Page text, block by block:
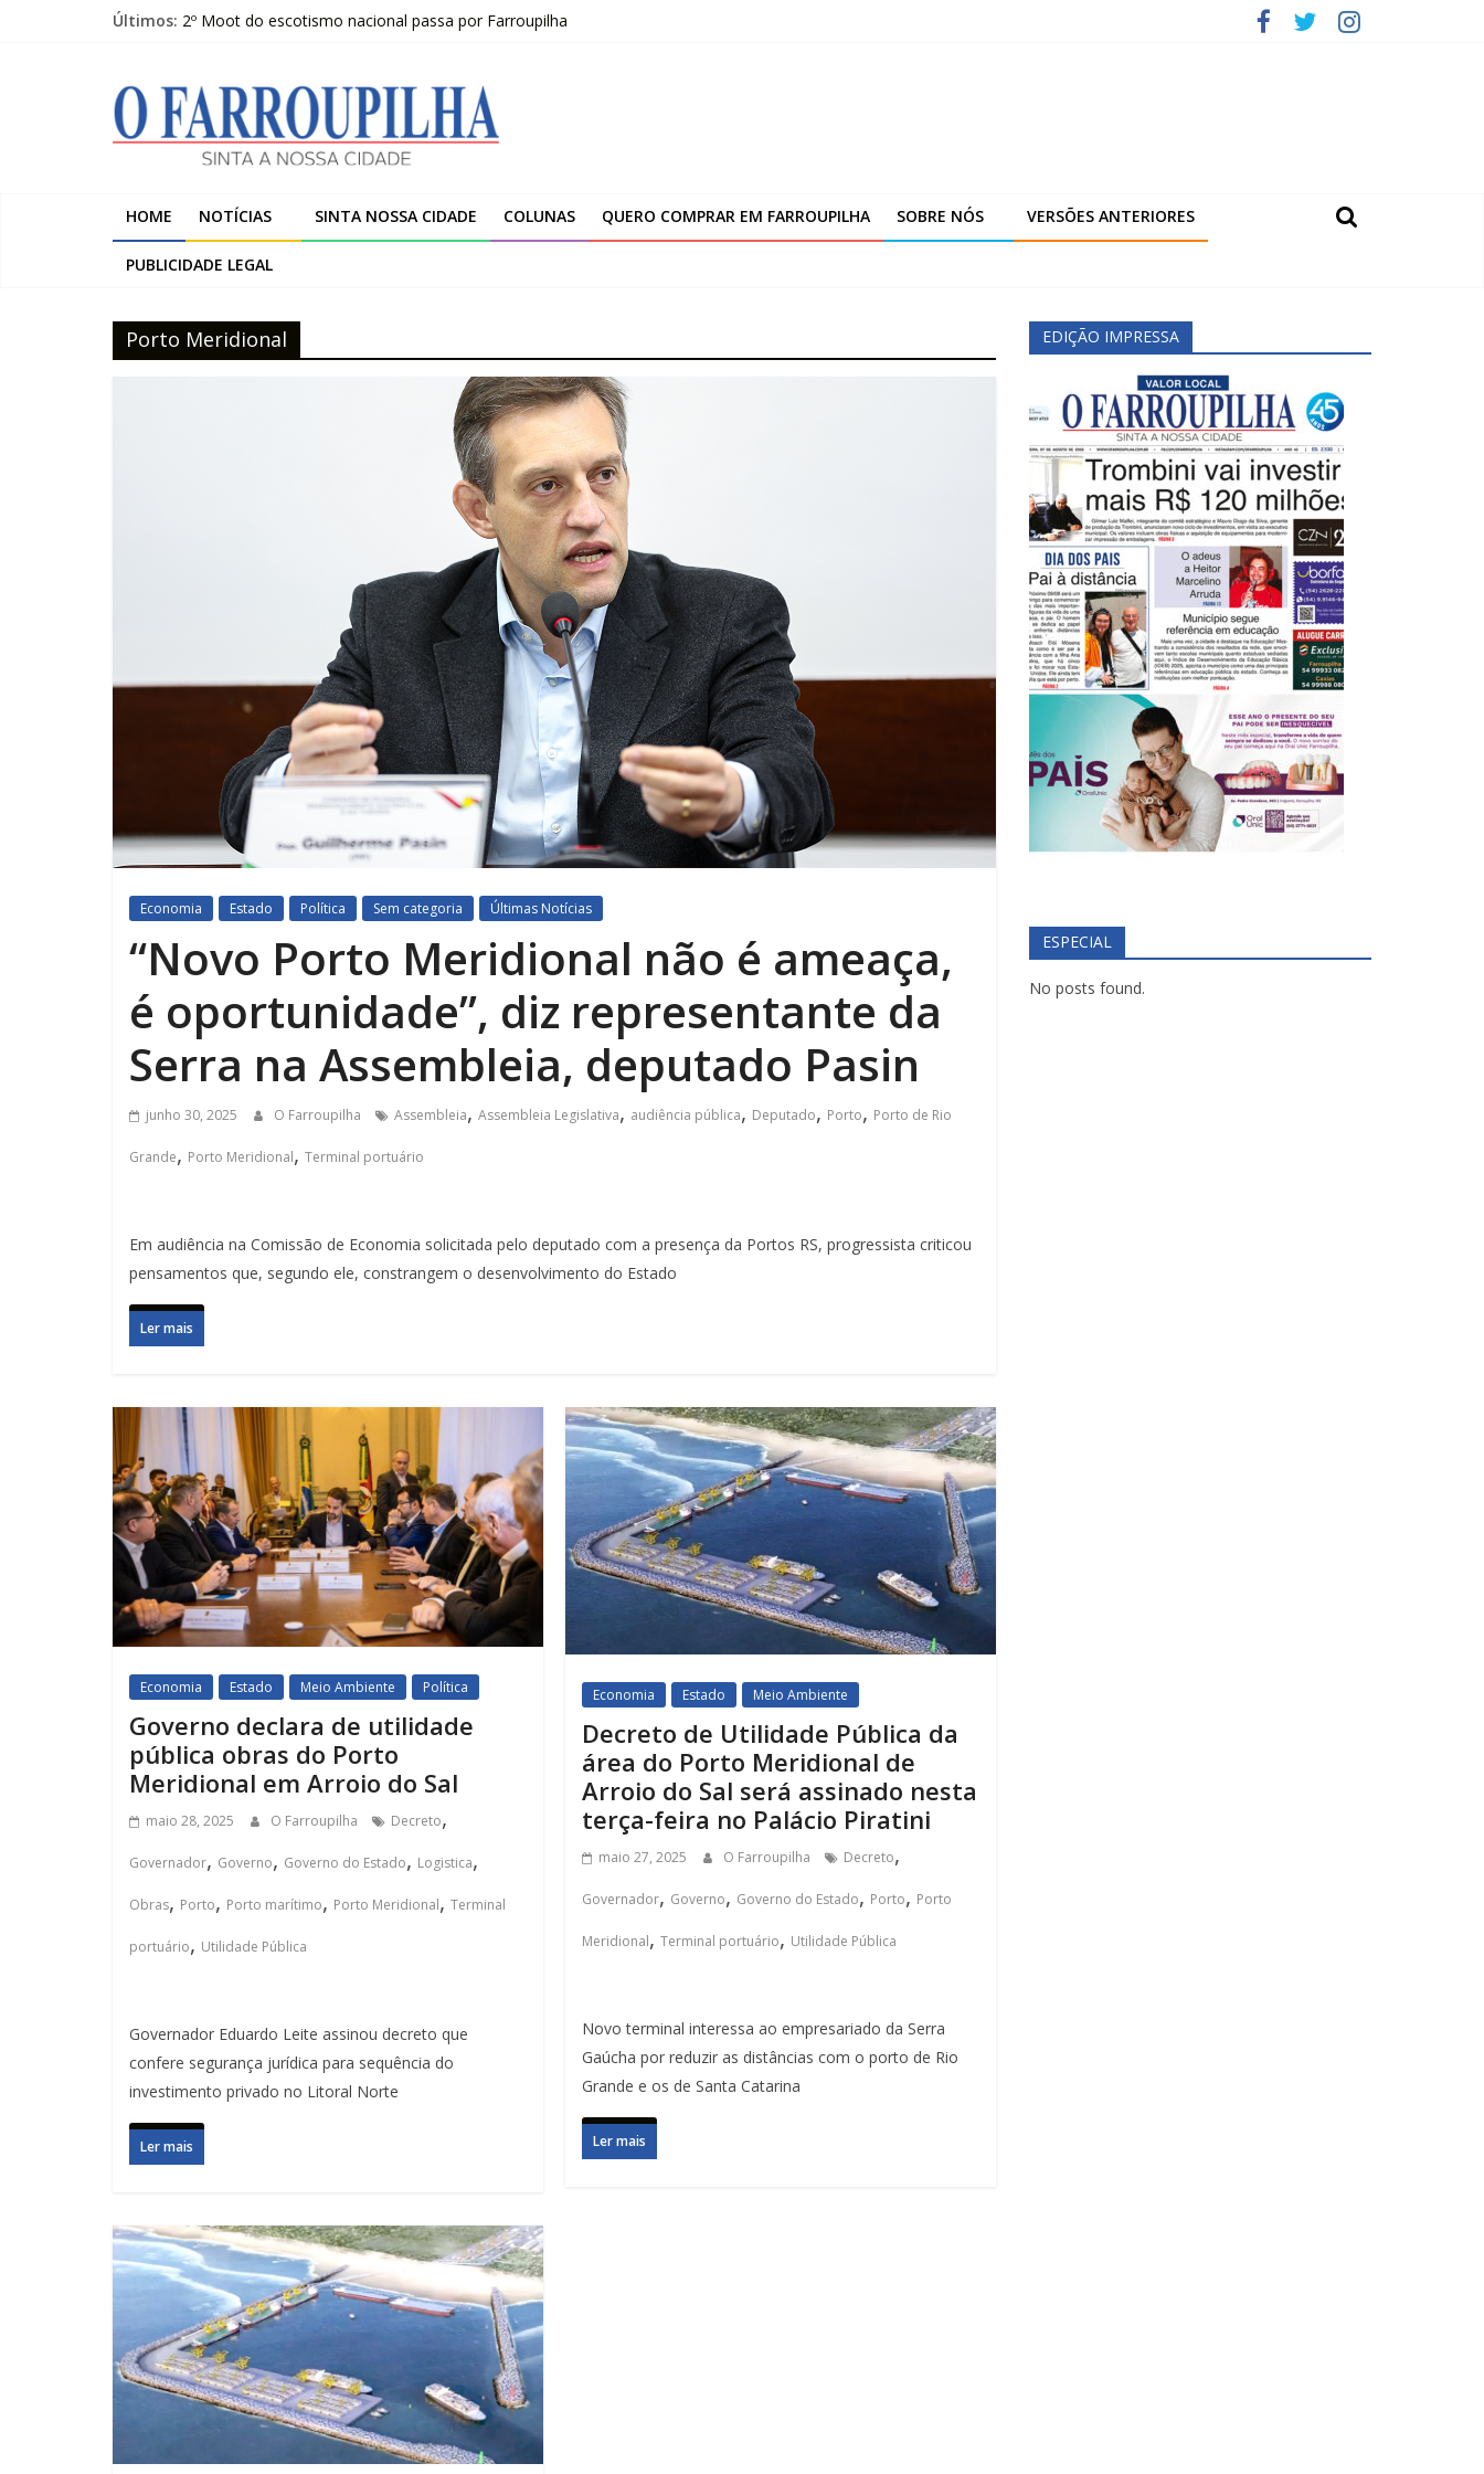
Últimos: 2º Moot do escotismo nacional passa por Farroupilha
Farroupilha recebe o 5º Festival de Inverno da Escola Pública de Música
Projeto do Moinhos de Vento ultrapassa 900 atendimentos a vítimas da enchente de 2024
O
Farroupilha
Cidade
HOME NOTÍCIAS SINTA NOSSA CIDADE COLUNAS QUERO COMPRAR EM FARROUPILHA SOBRE NÓS VERSÕES ANTERIORES
PUBLICIDADE LEGAL
Porto Meridional
Economia Estado Política Sem categoria Últimas Notícias
“Novo Porto Meridional não é ameaça,
é oportunidade”, diz representante da
Serra na Assembleia, deputado Pasin
junho 30, 2025 O Farroupilha Assembleia, Assembleia Legislativa, audiência pública, Deputado, Porto, Porto de Rio
Grande, Porto Meridional, Terminal portuário
Em audiência na Comissão de Economia solicitada pelo deputado com a presença da Portos RS, progressista criticou
pensamentos que, segundo ele, constrangem o desenvolvimento do Estado
Ler mais
Economia Estado Meio Ambiente Política
Governo declara de utilidade
pública obras do Porto
Meridional em Arroio do Sal
maio 28, 2025 O Farroupilha Decreto,
Governador, Governo, Governo do Estado, Logistica,
Obras, Porto, Porto marítimo, Porto Meridional, Terminal
portuário, Utilidade Pública
Governador Eduardo Leite assinou decreto que
confere segurança jurídica para sequência do
investimento privado no Litoral Norte
Ler mais
Economia Estado Meio Ambiente
Decreto de Utilidade Pública da
área do Porto Meridional de
Arroio do Sal será assinado nesta
terça-feira no Palácio Piratini
maio 27, 2025 O Farroupilha Decreto,
Governador, Governo, Governo do Estado, Porto, Porto
Meridional,Terminal portuário, Utilidade Pública
Novo terminal interessa ao empresariado da Serra
Gaúcha por reduzir as distâncias com o porto de Rio
Grande e os de Santa Catarina
Ler mais
EDIÇÃO IMPRESSA
ESPECIAL
No posts found.